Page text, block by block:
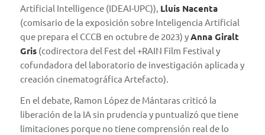
Artificial Intelligence (IDEAI-UPC)), Lluís Nacenta
(comisario de la exposición sobre Inteligencia Artificial
que prepara el CCCB en octubre de 2023) yAnna Giralt
Gris(codirectora del Fest del +RAIN Film Festival y
cofundadora del laboratorio de investigación aplicada y
creación cinematográfica Artefacto).
En el debate, Ramon López de Mántaras criticó la
liberación de la IA sin prudencia y puntualizó que tiene
limitaciones porque no tiene comprensión real de lo